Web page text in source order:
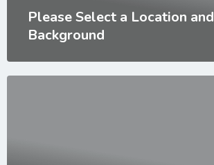
Please Select a Location and
Background